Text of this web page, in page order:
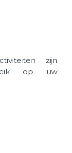
zijn
op uw